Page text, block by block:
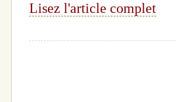
Lisez l'article complet